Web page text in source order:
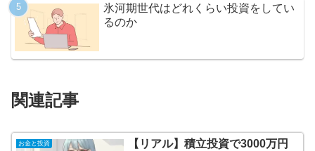
氷河期世代はどれくらい投資をしてい
るのか
関連記事
お金と投資
【リアル】積立投資で3000万円